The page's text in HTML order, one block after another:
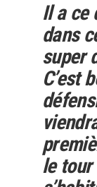
Il a ce
dans
super
C’est
le tour